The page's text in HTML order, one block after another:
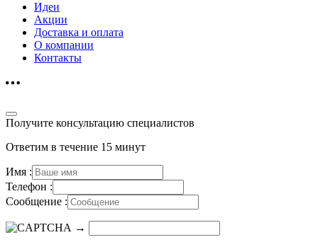
Идеи
Акции
Доставка и оплата
О компании
Контакты
Получите консультацию специалистов
Ответим в течение 15 минут
Имя :
Телефон :
Сообщение :
→